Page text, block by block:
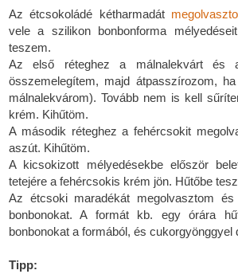
Az étcsokoládé kétharmadát
vele a szilikon bonbonforma
teszem.
Az első réteghez a málnalekvárt és
összemelegítem, majd átpasszírozom,
málnalekvárom). Tovább nem is kell
krém. Kihűtöm.
A második réteghez a fehércsokit
aszút. Kihűtöm.
A kicsokizott mélyedésekbe először
tetejére a fehércsokis krém jön. Hűtőbe
Az étcsoki maradékát megolvasztom
bonbonokat. A formát kb. egy órára
bonbonokat a formából, és cukorgyönggyel
Tipp: